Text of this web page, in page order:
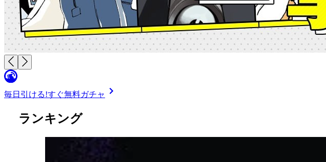
毎日引ける!すぐ無料ガチャ
ランキング